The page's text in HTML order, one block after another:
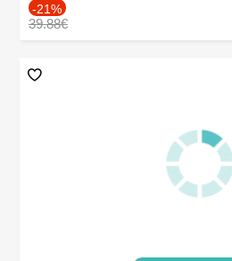
-21%
39.88€